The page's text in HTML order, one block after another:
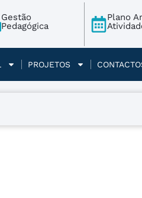
Gestão
Pedagógica
Plano
PROJETOS